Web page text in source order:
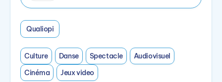
Qualiopi
Culture Danse Spectacle
Audiovisuel
Cinéma
Jeux video